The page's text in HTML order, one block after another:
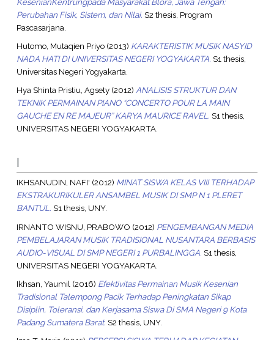
Perubahan Fisik, Sistem, dan Nilai. S2 thesis, Program
Pascasarjana.
Hutomo, Mutaqien Priyo(2013) KARAKTERISTIK MUSIK NASYID
NADA HATI DI UNIVERSITAS NEGERI YOGYAKARTA. S1 thesis,
Universitas Negeri Yogyakarta.
Hya Shinta Pristiu, Agsety(2012) ANALISIS STRUKTUR DAN
TEKNIK PERMAINAN PIANO “CONCERTO POUR LA MAIN
GAUCHE EN RE MAJEUR” KARYA MAURICE RAVEL. S1 thesis,
UNIVERSITAS NEGERI YOGYAKARTA.
I
IKHSANUDIN, NAFI' (2012) MINAT SISWA KELAS VIII TERHADAP
EKSTRAKURIKULER ANSAMBEL MUSIK DI SMP N 1 PLERET
BANTUL. S1 thesis, UNY.
IRNANTO WISNU, PRABOWO (2012) PENGEMBANGAN MEDIA
PEMBELAJARAN MUSIK TRADISIONAL NUSANTARA BERBASIS
AUDIO-VISUAL DI SMP NEGERI 1 PURBALINGGA. S1 thesis,
UNIVERSITAS NEGERI YOGYAKARTA.
Ikhsan, Yaumil (2016) Efektivitas Permainan Musik Kesenian
Tradisional Talempong Pacik Terhadap Peningkatan Sikap
Disiplin, Toleransi, dan Kerjasama Siswa Di SMA Negeri 9 Kota
Padang Sumatera Barat. S2 thesis, UNY.